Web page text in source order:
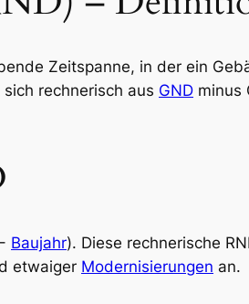
Zeitspanne, in der ein
rechnerisch aus GND minus
Baujahr). Diese rechnerische
etwaiger Modernisierungen an.